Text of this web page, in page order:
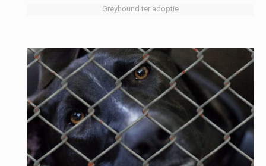
Greyhound ter adoptie